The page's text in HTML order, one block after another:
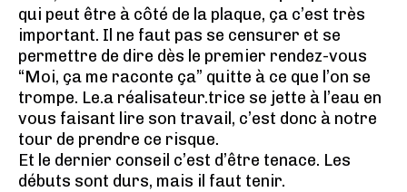
qui peut être à côté de la plaque, ça c’est très
important. Il ne faut pas se censurer et se
permettre de dire dès le premier rendez-vous
“Moi, ça me raconte ça” quitte à ce que l’on se
trompe. Le.a réalisateur.trice se jette à l’eau en
vous faisant lire son travail, c’est donc à notre
tour de prendre ce risque.
Et le dernier conseil c’est d’être tenace. Les
débuts sont durs, mais il faut tenir.